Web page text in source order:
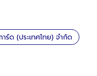
ร์ด (ประเทศไทย) จำกัด